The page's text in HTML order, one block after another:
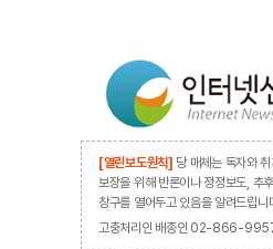
[열린보도원칙] 당 매체는 독자와
보장을 위해 반론이나 정정보도, 추
창구를 열어두고 있음을 알려드립니
고충처리인 배종인 02-866-